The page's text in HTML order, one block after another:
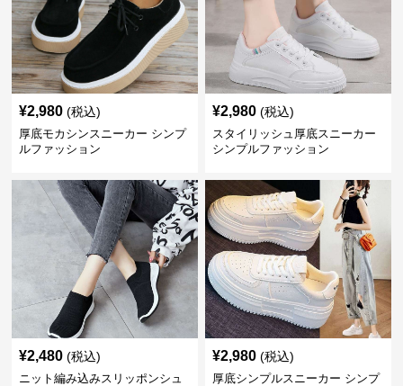
¥2,980 (税込)
厚底モカシンスニーカー シンプ
ルファッション
¥2,980 (税込)
スタイリッシュ厚底スニーカー
シンプルファッション
¥2,480 (税込)
ニット編み込みスリッポンシュ
¥2,980 (税込)
厚底シンプルスニーカー シンプ